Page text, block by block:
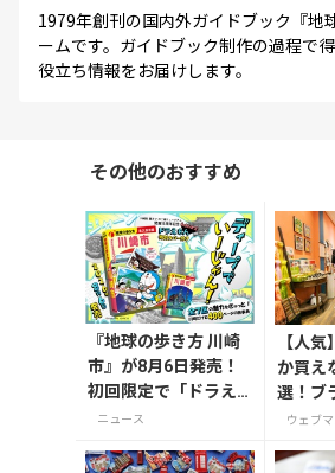
1979年創刊の国内外ガイドブック『地
ームです。ガイドブック制作の過程で
役立ち情報をお届けします。
その他のおすすめ
『地球の歩き方 川崎
市』が8月6日発売！
初回限定で「ドラえ
もん」描き下ろし特
ニュース
【人
か買え
選！ブ
ーのお
ウェブ